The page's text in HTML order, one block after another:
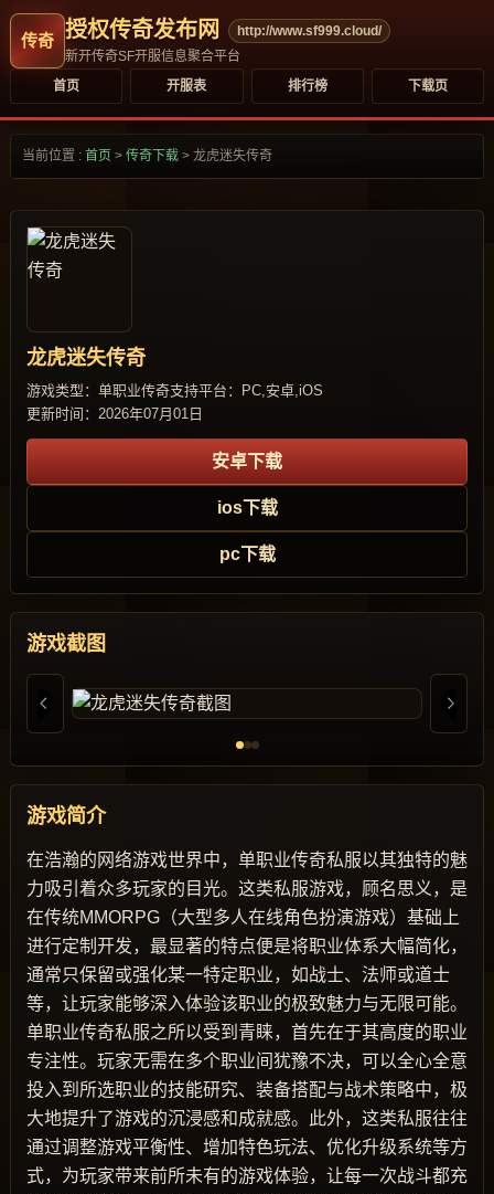
授权传奇发布网
http://www.sf999.cloud/
新开传奇SF开服信息聚合平台
首页
开服表 排行榜 下载页
当前位置 : 首页 > 传奇下载 > 龙虎迷失传奇
龙虎迷失传奇
游戏类型：单职业传奇支持平台：PC,安卓,iOS
更新时间：2026年07月01日
安卓下载
ios下载
pc下载
游戏截图
游戏简介
在浩瀚的网络游戏世界中，单职业传奇私服以其独特的魅
力吸引着众多玩家的目光。这类私服游戏，顾名思义，是
在传统MMORPG（大型多人在线角色扮演游戏）基础上
进行定制开发，最显著的特点便是将职业体系大幅简化，
通常只保留或强化某一特定职业，如战士、法师或道士
等，让玩家能够深入体验该职业的极致魅力与无限可能。
单职业传奇私服之所以受到青睐，首先在于其高度的职业
专注性。玩家无需在多个职业间犹豫不决，可以全心全意
投入到所选职业的技能研究、装备搭配与战术策略中，极
大地提升了游戏的沉浸感和成就感。此外，这类私服往往
通过调整游戏平衡性、增加特色玩法、优化升级系统等方
式，为玩家带来前所未有的游戏体验，让每一次战斗都充